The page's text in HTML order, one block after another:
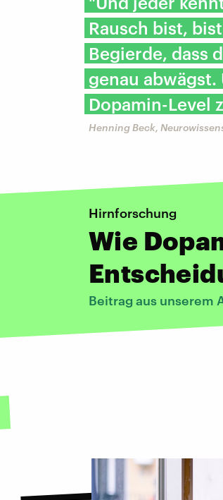
Rausch bist,
Begierde, dass
genau
Dopamin-Level
Henning Beck,
Hirnforschung
Wie
Beitrag aus unserem